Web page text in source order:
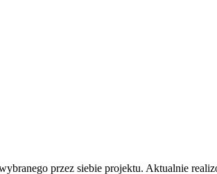
przez siebie projektu. Aktualnie